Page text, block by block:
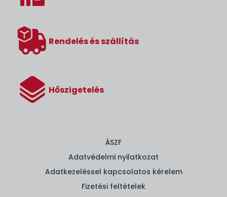
Rendelés és szállítás
Hőszigetelés
ÁSZF
Adatvédelmi nyilatkozat
Adatkezeléssel kapcsolatos kérelem
Fizetési feltételek